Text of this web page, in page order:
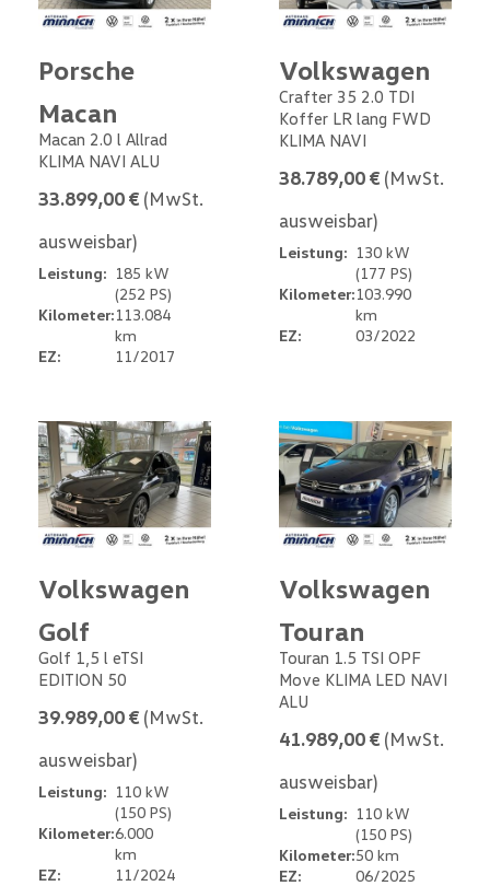
Porsche
Macan
Macan 2.0 l Allrad
KLIMA NAVI ALU
33.899,00 € (MwSt.
ausweisbar)
Leistung: 185 kW
(252 PS)
Kilometer:113.084
km
EZ:
11/2017
Volkswagen
Crafter 35 2.0 TDI
Koffer LR lang FWD
KLIMA NAVI
38.789,00 € (MwSt.
ausweisbar)
Leistung: 130 kW
(177 PS)
Kilometer:103.990
km
EZ:
03/2022
Volkswagen
Golf
Golf 1,5 l eTSI
EDITION 50
39.989,00 € (MwSt.
ausweisbar)
Leistung: 110 kW
(150 PS)
Kilometer:6.000
km
EZ:
11/2024
Volkswagen
Touran
Touran 1.5 TSI OPF
Move KLIMA LED NAVI
ALU
41.989,00 € (MwSt.
ausweisbar)
Leistung: 110 kW
(150 PS)
Kilometer:50 km
EZ:
06/2025